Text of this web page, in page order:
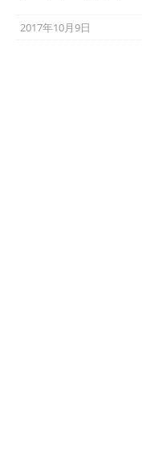
2017年10月9日